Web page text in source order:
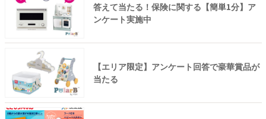
答えて当たる！保険に関する【簡単1分】ア
ンケート実施中
【エリア限定】アンケート回答で豪華賞品が
当たる